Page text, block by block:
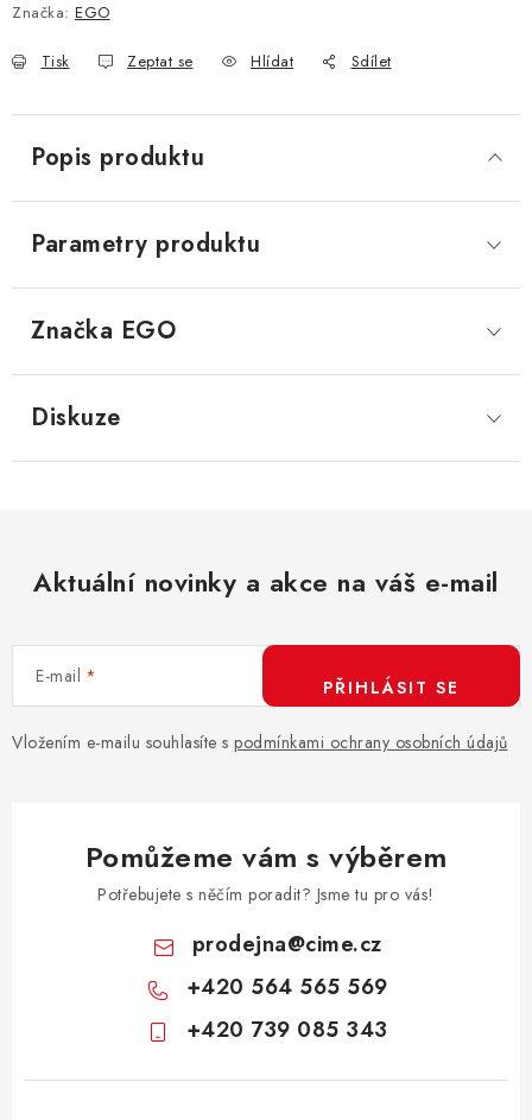
Značka: EGO
Tisk Zeptat se Hlídat Sdílet
Popis produktu
Parametry produktu
Značka EGO
Diskuze
Aktuální novinky a akce na váš e-mail
E-mail
Vložením e-mailu souhlasíte s podmínkami ochrany osobních údajů
PŘIHLÁSIT SE
Pomůžeme vám s výběrem
Potřebujete s něčím poradit? Jsme tu pro vás!
prodejna@cime.cz
+420 564 565 569
+420 739 085 343